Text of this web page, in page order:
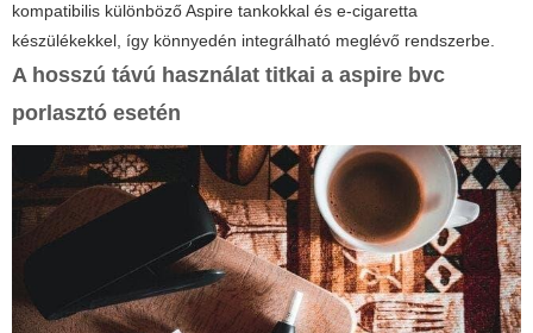
kompatibilis különböző Aspire tankokkal és e-cigaretta
készülékekkel, így könnyedén integrálható meglévő rendszerbe.
A hosszú távú használat titkai a aspire bvc
porlasztó esetén